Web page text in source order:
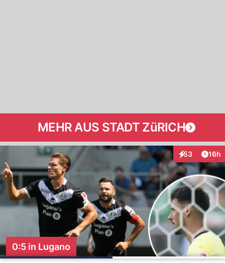
MEHR AUS STADT ZüRICH
53
Interaktionen
16h
0:5 in Lugano